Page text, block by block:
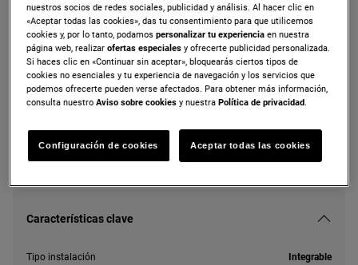
Ficha de información del producto
Tanto las instrucciones de seguridad como las precauciones a
tener en cuenta, descritas según la Norma UE 2023/988, se
enumeran en los capítulos I y II del manual de usuario. Para
Características clave
Tipo instalación Integrable
nuestros socios de redes sociales, publicidad y análisis. Al hacer clic en
«Aceptar todas las cookies», das tu consentimiento para que utilicemos
cookies y, por lo tanto, podamospersonalizar tu experienciaen nuestra
página web, realizarofertas especiales y ofrecerte publicidad personalizada.
Si haces clic en «Continuar sin aceptar», bloquearás ciertos tipos de
cookies no esenciales y tu experiencia de navegación y los servicios que
podemos ofrecerte pueden verse afectados. Para obtener más información,
consulta nuestroAviso sobre cookies y nuestraPolítica de privacidad.
Configuración de cookies Aceptar todas las cookies